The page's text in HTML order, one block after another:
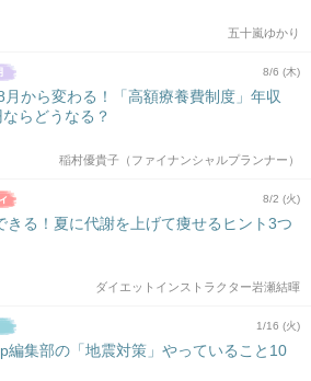
五十嵐ゆかり
8/6 (木)
月から変わる！「高額療養費制度」年収
らどうなる？
稲村優貴子（ファイナンシャルプランナー）
8/2 (火)
きる！夏に代謝を上げて痩せるヒント3つ
ダイエットインストラクター岩瀬結暉
1/16 (火)
編集部の「地震対策」やっていること10